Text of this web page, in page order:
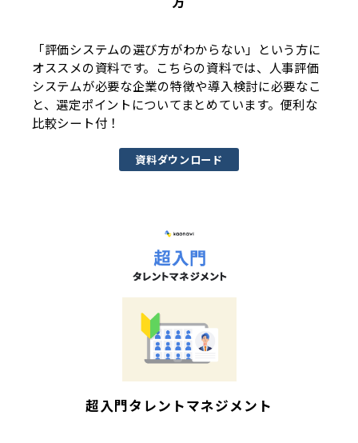
「評価システムの選び方がわからない」という方に
オススメの資料です。こちらの資料では、人事評価
システムが必要な企業の特徴や導入検討に必要なこ
と、選定ポイントについてまとめています。便利な
比較シート付！
資料ダウンロード
超入門タレントマネジメント